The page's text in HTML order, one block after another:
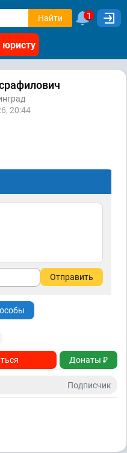
Найти 1
юристу
20:44
Отправить
Донаты ₽
Подписчик